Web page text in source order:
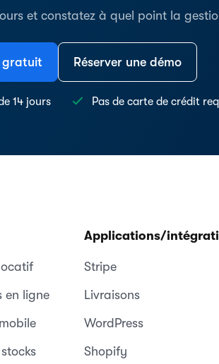
et constatez à quel point la
gratuit Réserver une démo
14 jours Pas de carte de crédit
en ligne
Applications/
Stripe
Livraisons
WordPress
Shopify